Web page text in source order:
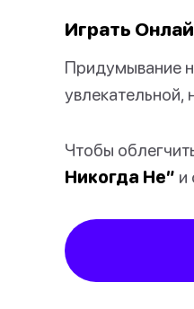
Играть
Придумывание
увлекательной,
Чтобы
Никогда Не” и